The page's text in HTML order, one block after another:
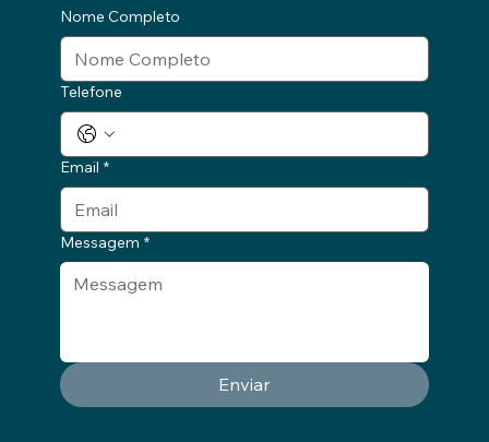
Nome Completo
Telefone
Email *
Messagem *
Enviar